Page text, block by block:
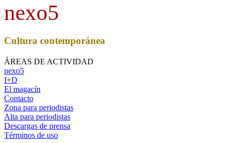
nexo5
Cultura contemporánea
ÁREAS DE ACTIVIDAD
nexo5
I+D
El magacín
Contacto
Zona para periodistas
Alta para periodistas
Descargas de prensa
Términos de uso